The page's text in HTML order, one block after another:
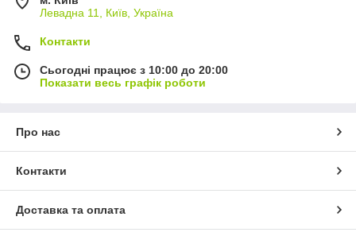
Левадна 11, Київ, Україна
Контакти
Сьогодні працює з 10:00 до 20:00
Показати весь графік роботи
Про нас
Контакти
Доставка та оплата